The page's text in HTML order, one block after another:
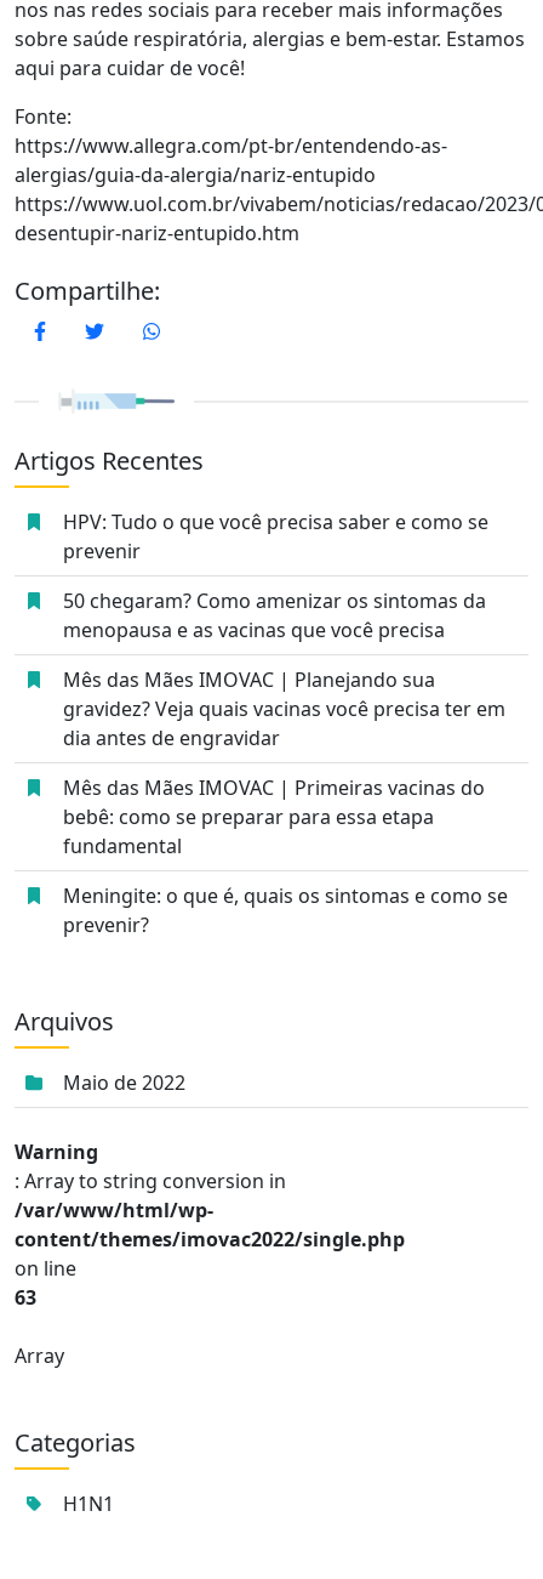
nos nas redes sociais para receber mais informações
sobre saúde respiratória, alergias e bem-estar. Estamos
aqui para cuidar de você!
Fonte:
https://www.allegra.com/pt-br/entendendo-as-
alergias/guia-da-alergia/nariz-entupido
https://www.uol.com.br/vivabem/noticias/redacao/2023/
desentupir-nariz-entupido.htm
Compartilhe:
FacebookTwitterWhatsApp
Artigos Recentes
HPV: Tudo o que você precisa saber e como se
prevenir
50 chegaram? Como amenizar os sintomas da
menopausa e as vacinas que você precisa
Mês das Mães IMOVAC | Planejando sua
gravidez? Veja quais vacinas você precisa ter em
dia antes de engravidar
Mês das Mães IMOVAC | Primeiras vacinas do
bebê: como se preparar para essa etapa
fundamental
Meningite: o que é, quais os sintomas e como se
prevenir?
Arquivos
Maio de 2022
Warning
: Array to string conversion in
/var/www/html/wp-
content/themes/imovac2022/single.php
on line
63
Array
Categorias
H1N1